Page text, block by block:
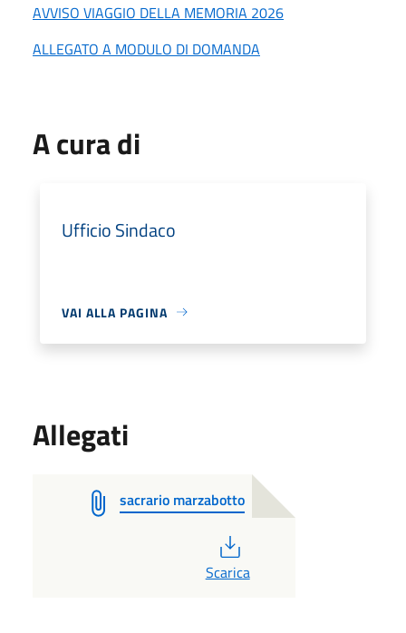
AVVISO VIAGGIO DELLA MEMORIA 2026
ALLEGATO A MODULO DI DOMANDA
A cura di
Ufficio Sindaco
VAI ALLA PAGINA
Allegati
sacrario marzabotto
Scarica